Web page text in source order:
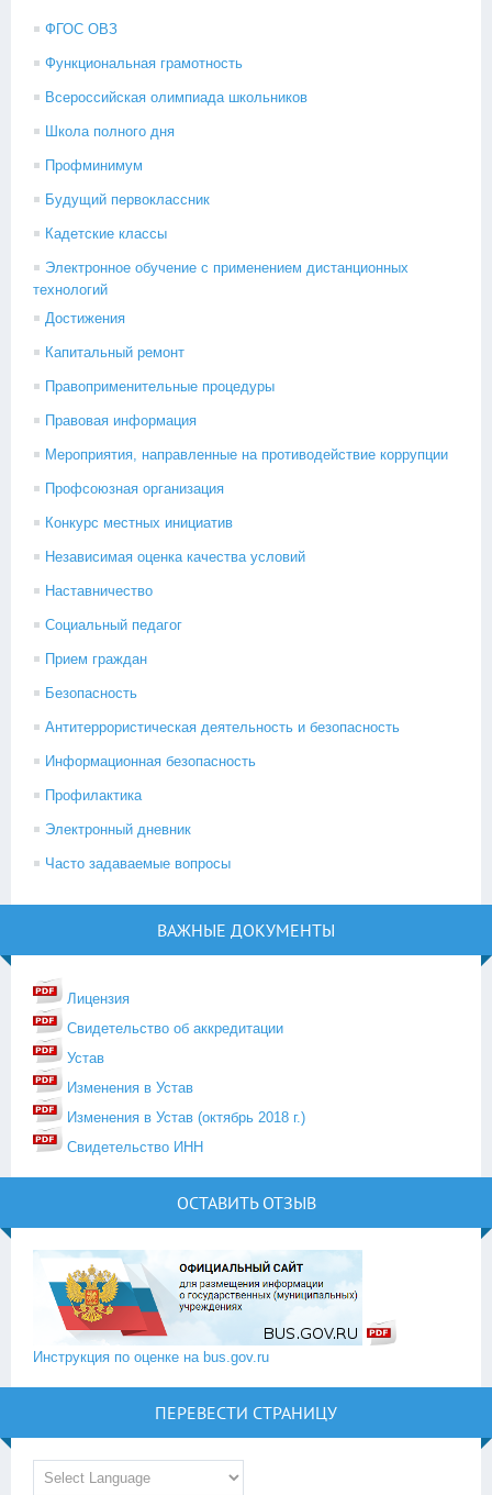
ФГОС ОВЗ
Функциональная грамотность
Всероссийская олимпиада школьников
Школа полного дня
Профминимум
Будущий первоклассник
Кадетские классы
Электронное обучение с применением дистанционных
технологий
Достижения
Капитальный ремонт
Правоприменительные процедуры
Правовая информация
Мероприятия, направленные на противодействие коррупции
Профсоюзная организация
Конкурс местных инициатив
Независимая оценка качества условий
Наставничество
Социальный педагог
Прием граждан
Безопасность
Антитеррористическая деятельность и безопасность
Информационная безопасность
Профилактика
Электронный дневник
Часто задаваемые вопросы
ВАЖНЫЕ ДОКУМЕНТЫ
Лицензия
Свидетельство об аккредитации
Устав
Изменения в Устав
Изменения в Устав (октябрь 2018 г.)
Свидетельство ИНН
ОСТАВИТЬ ОТЗЫВ
Инструкция по оценке на bus.gov.ru
ПЕРЕВЕСТИ СТРАНИЦУ